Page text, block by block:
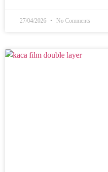
27/04/2026 No Comments